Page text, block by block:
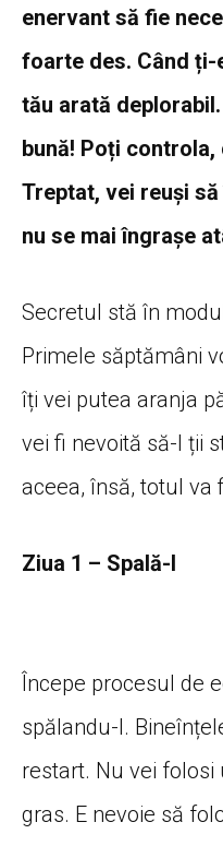
enervant să fie
foarte des. Când ți-
tău arată
bună! Poți
Treptat, vei reuși
nu se mai îngrașe
Secretul stă în
Primele săptămâni
îți vei putea aranja
vei fi nevoită să-l ții
aceea, însă, totul va
Ziua 1 – Spală-l
Începe procesul de
spălandu-l.
restart. Nu vei
gras. E nevoie să